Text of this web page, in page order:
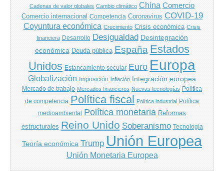
Cadenas de valor globales Cambio climático China Comercio
Comercio internacional Competencia Coronavirus COVID-19
Coyuntura económica Crecimiento Crisis económica Crisis
financiera
Desarrollo Desigualdad Desintegración
económica Deuda pública España Estados
Unidos Estancamiento secular Euro Europa
Globalización Imposición inflación Integración europea
Mercado de trabajo Mercados financieros Nuevas tecnologías Política
de competencia Política fiscal Política industrial
Política
medioambiental Política monetaria Reformas
estructurales Reino Unido Soberanismo Tecnología
Teoría económica Trump Unión Europea
Unión Monetaria Europea